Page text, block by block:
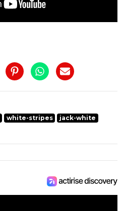
white-stripes
jack-white